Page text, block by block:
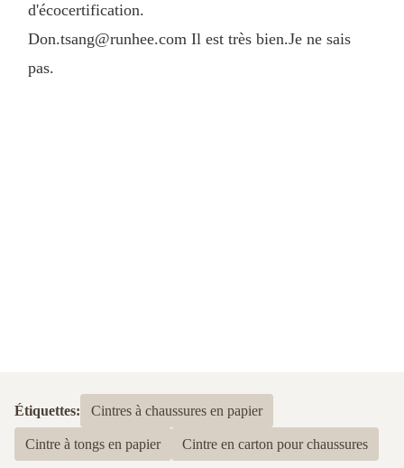
d'écocertification.
Don.tsang@runhee.com Il est très bien.Je ne sais
pas.
Étiquettes: Cintres à chaussures en papier
Cintre à tongs en papier Cintre en carton pour chaussures